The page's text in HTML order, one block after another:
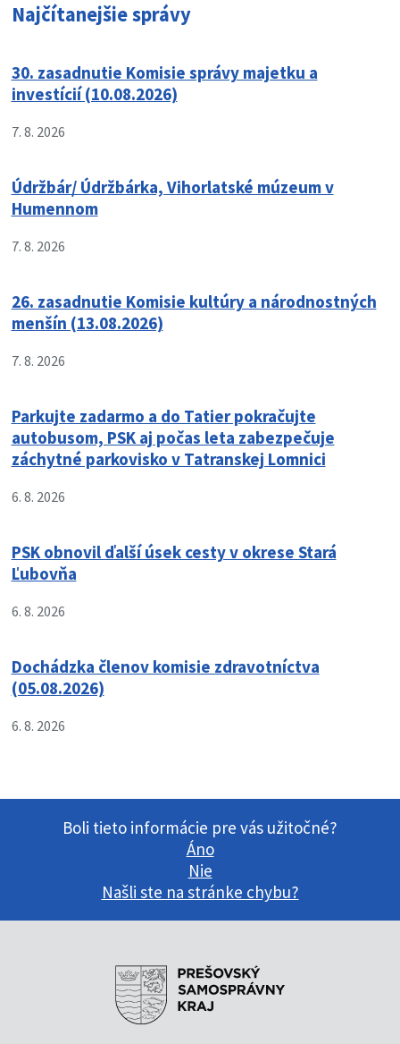
Najčítanejšie správy
30. zasadnutie Komisie správy majetku a
investícií (10.08.2026)
7. 8. 2026
Údržbár/ Údržbárka, Vihorlatské múzeum v
Humennom
7. 8. 2026
26. zasadnutie Komisie kultúry a národnostných
menšín (13.08.2026)
7. 8. 2026
Parkujte zadarmo a do Tatier pokračujte
autobusom, PSK aj počas leta zabezpečuje
záchytné parkovisko v Tatranskej Lomnici
6. 8. 2026
PSK obnovil ďalší úsek cesty v okrese Stará
Ľubovňa
6. 8. 2026
Dochádzka členov komisie zdravotníctva
(05.08.2026)
6. 8. 2026
Boli tieto informácie pre vás užitočné?
Áno
Nie
Našli ste na stránke chybu?